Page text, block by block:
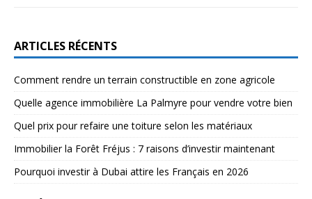
ARTICLES RÉCENTS
Comment rendre un terrain constructible en zone agricole
Quelle agence immobilière La Palmyre pour vendre votre bien
Quel prix pour refaire une toiture selon les matériaux
Immobilier la Forêt Fréjus : 7 raisons d’investir maintenant
Pourquoi investir à Dubai attire les Français en 2026